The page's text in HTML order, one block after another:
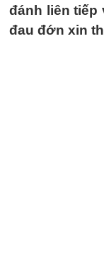
đánh liên tiếp
đau đớn xin